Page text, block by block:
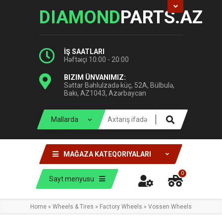
DIAMONDPARTS.AZ
İŞ SAATLARI
Həftəiçi 10:00 - 20:00
BIZIM ÜNVANIMIZ:
Səttar Bəhlulzadə küç, 52A, Bülbulə,
Bakı, AZ1043, Azərbaycan
MAĞAZA KATEQORIYALARI
Sayt menyusu
0
Home » Wheels & Tires » Factory Wheels » Vossen Wheels